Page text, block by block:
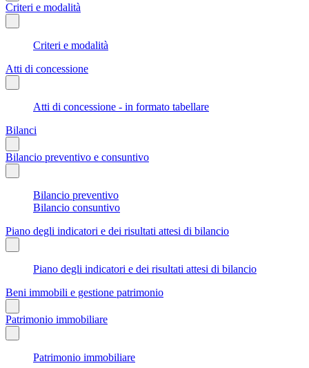
Criteri e modalità
Criteri e modalità
Atti di concessione
Atti di concessione - in formato tabellare
Bilanci
Bilancio preventivo e consuntivo
Bilancio preventivo
Bilancio consuntivo
Piano degli indicatori e dei risultati attesi di bilancio
Piano degli indicatori e dei risultati attesi di bilancio
Beni immobili e gestione patrimonio
Patrimonio immobiliare
Patrimonio immobiliare